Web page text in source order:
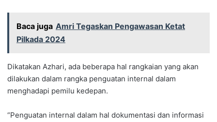
Baca juga Amri Tegaskan Pengawasan Ketat
Pilkada 2024
Dikatakan Azhari, ada beberapa hal rangkaian yang akan
dilakukan dalam rangka penguatan internal dalam
menghadapi pemilu kedepan.
“Penguatan internal dalam hal dokumentasi dan informasi